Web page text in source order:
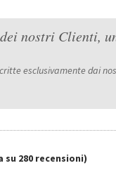
nostri Clienti,
esclusivamente dai
su 280 recensioni)